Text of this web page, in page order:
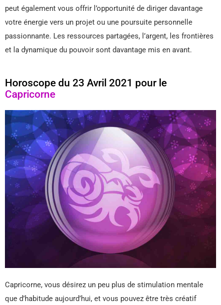
peut également vous offrir l’opportunité de diriger davantage
votre énergie vers un projet ou une poursuite personnelle
passionnante. Les ressources partagées, l’argent, les frontières
et la dynamique du pouvoir sont davantage mis en avant.
Horoscope du 23 Avril 2021 pour le
Capricorne
Capricorne, vous désirez un peu plus de stimulation mentale
que d’habitude aujourd’hui, et vous pouvez être très créatif